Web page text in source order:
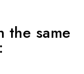
the same